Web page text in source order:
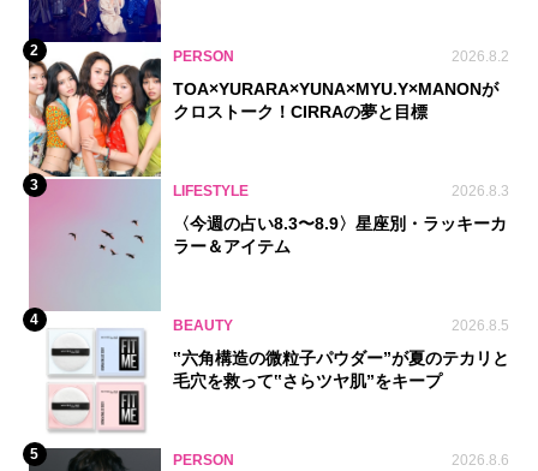
2 PERSON 2026.8.2
TOA×YURARA×YUNA×MYU.Y×MANONが
クロストーク！CIRRAの夢と目標
3 LIFESTYLE 2026.8.3
〈今週の占い8.3〜8.9〉星座別・ラッキーカ
ラー＆アイテム
4 BEAUTY 2026.8.5
‟六角構造の微粒子パウダー”が夏のテカリと
毛穴を救って‟さらツヤ肌”をキープ
5 PERSON 2026.8.6